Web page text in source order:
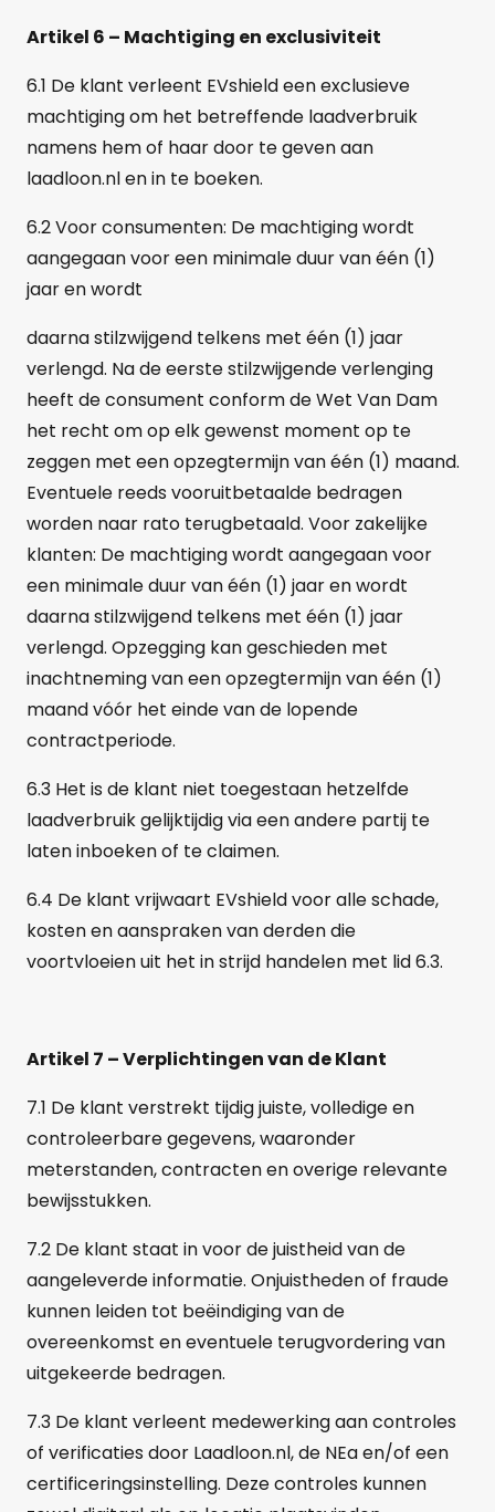
Artikel 6 – Machtiging en exclusiviteit
6.1 De klant verleent EVshield een exclusieve
machtiging om het betreffende laadverbruik
namens hem of haar door te geven aan
laadloon.nl en in te boeken.
6.2 Voor consumenten: De machtiging wordt
aangegaan voor een minimale duur van één (1)
jaar en wordt
daarna stilzwijgend telkens met één (1) jaar
verlengd. Na de eerste stilzwijgende verlenging
heeft de consument conform de Wet Van Dam
het recht om op elk gewenst moment op te
zeggen met een opzegtermijn van één (1) maand.
Eventuele reeds vooruitbetaalde bedragen
worden naar rato terugbetaald. Voor zakelijke
klanten: De machtiging wordt aangegaan voor
een minimale duur van één (1) jaar en wordt
daarna stilzwijgend telkens met één (1) jaar
verlengd. Opzegging kan geschieden met
inachtneming van een opzegtermijn van één (1)
maand vóór het einde van de lopende
contractperiode.
6.3 Het is de klant niet toegestaan hetzelfde
laadverbruik gelijktijdig via een andere partij te
laten inboeken of te claimen.
6.4 De klant vrijwaart EVshield voor alle schade,
kosten en aanspraken van derden die
voortvloeien uit het in strijd handelen met lid 6.3.
Artikel 7 – Verplichtingen van de Klant
7.1 De klant verstrekt tijdig juiste, volledige en
controleerbare gegevens, waaronder
meterstanden, contracten en overige relevante
bewijsstukken.
7.2 De klant staat in voor de juistheid van de
aangeleverde informatie. Onjuistheden of fraude
kunnen leiden tot beëindiging van de
overeenkomst en eventuele terugvordering van
uitgekeerde bedragen.
7.3 De klant verleent medewerking aan controles
of verificaties door Laadloon.nl, de NEa en/of een
certificeringsinstelling. Deze controles kunnen